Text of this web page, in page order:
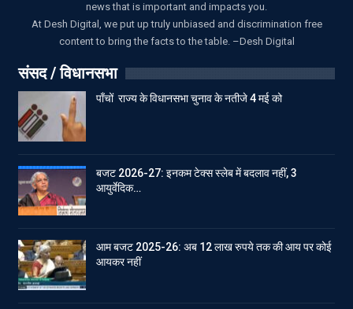
news that is important and impacts you.
At Desh Digital, we put up truly unbiased and discrimination free
content to bring the facts to the table. –Desh Digital
संसद / विधानसभा
पाँचों राज्य के विधानसभा चुनाव के नतीजे 4 मई को
बजट 2026-27: इनकम टेक्स स्लेब में बदलाव नहीं, 3
आयुर्वेदिक…
आम बजट 2025-26: अब 12 लाख रुपये तक की आय पर कोई
आयकर नहीं